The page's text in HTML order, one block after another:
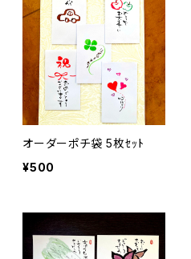
オーダーポチ袋 5枚ｾｯﾄ
¥500